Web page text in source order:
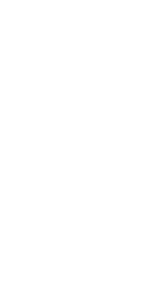
タに、モッツァレラチーズが